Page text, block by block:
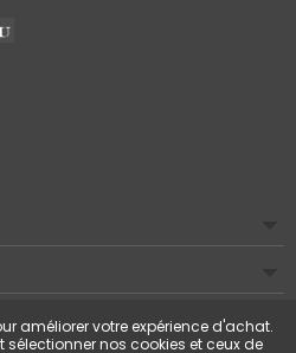
améliorer votre expérience d'achat.
nos cookies et ceux de